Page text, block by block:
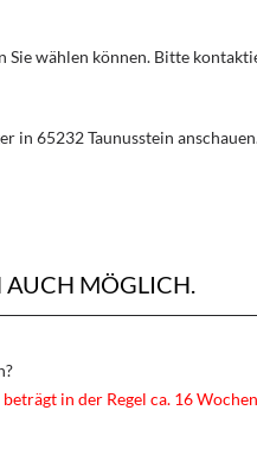
Sie wählen können. Bitte
in 65232 Taunusstein
AUCH MÖGLICH.
in der Regel ca. 16 Wochen